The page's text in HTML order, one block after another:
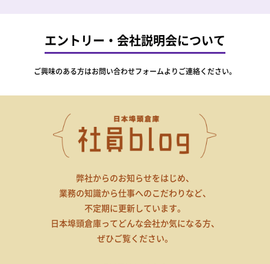
エントリー・会社説明会について
ご興味のある方はお問い合わせフォームよりご連絡ください。
弊社からのお知らせをはじめ、
業務の知識から仕事へのこだわりなど、
不定期に更新しています。
日本埠頭倉庫ってどんな会社か気になる方、
ぜひご覧ください。